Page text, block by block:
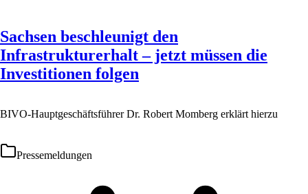
Sachsen beschleunigt den
Infrastrukturerhalt – jetzt müssen die
Investitionen folgen
BIVO-Hauptgeschäftsführer Dr. Robert Momberg erklärt hierzu
Pressemeldungen